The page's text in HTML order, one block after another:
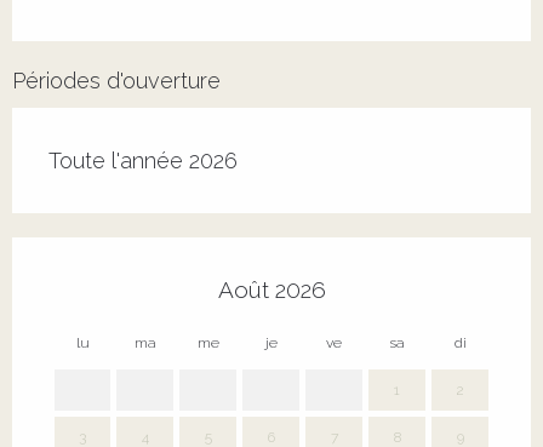
Périodes d'ouverture
Toute l'année 2026
Août 2026
lu ma me je ve sa di
1 2
3 4 5 6 7 8 9